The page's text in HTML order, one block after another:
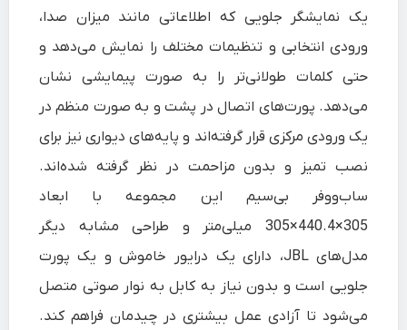
یک نمایشگر جلویی که اطلاعاتی مانند میزان صدا،
ورودی انتخابی و تنظیمات مختلف را نمایش می‌دهد و
حتی کلمات طولانی‌تر را به‌ صورت پیمایشی نشان
می‌دهد. پورت‌های اتصال در پشت و به‌ صورت منظم در
یک ورودی مرکزی قرار گرفته‌اند و پایه‌های دیواری نیز برای
نصب تمیز و بدون مزاحمت در نظر گرفته شده‌اند.
ساب‌ووفر بی‌سیم این مجموعه با ابعاد
305×440.4×305 میلی‌متر و طراحی مشابه دیگر
مدل‌های JBL، دارای یک درایور خاموش و یک پورت
جلویی است و بدون نیاز به کابل به نوار صوتی متصل
می‌شود تا آزادی عمل بیشتری در چیدمان فراهم کند.